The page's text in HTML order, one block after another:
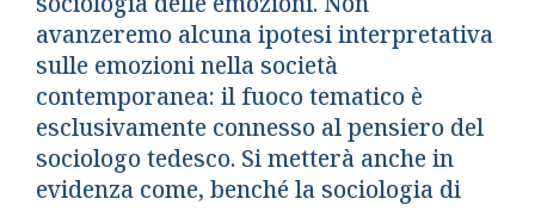
avanzeremo alcuna ipotesi interpretativa
sulle emozioni nella società
contemporanea: il fuoco tematico è
esclusivamente connesso al pensiero del
sociologo tedesco. Si metterà anche in
evidenza come, benché la sociologia di